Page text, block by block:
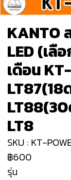
KANTO
LED (เลื
เดือน
LT8
SKU : KT-
฿600
รุ่น